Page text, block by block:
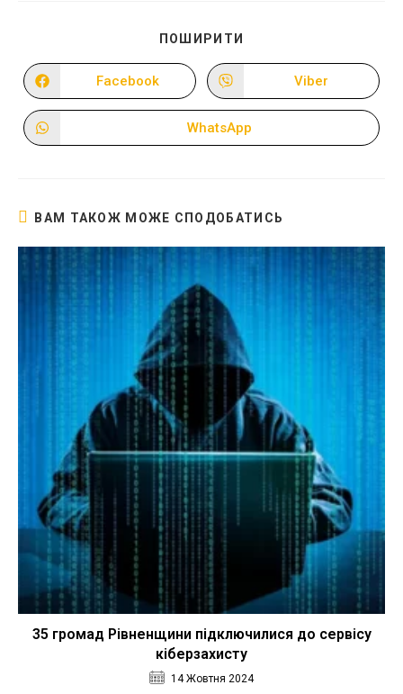
ПОШИРИТИ
ВМІСТОМ
Відкрити
в
новому
Facebook
Відкрити
в
новому
Viber
Відкрити
в
WhatsApp
ВАМ ТАКОЖ МОЖЕ СПОДОБАТИСЬ
35 громад Рівненщини підключилися до сервісу
кіберзахисту
14 Жовтня 2024